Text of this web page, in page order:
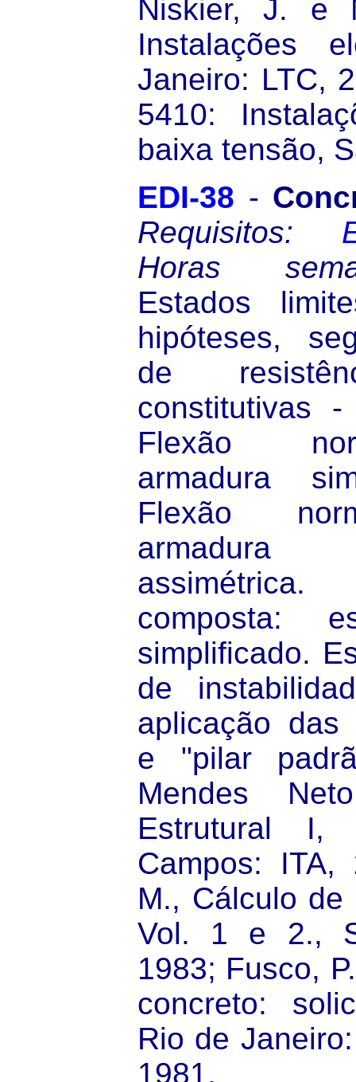
Niskier, J. e
Instalações
Janeiro: LTC,
5410:
baixa tensão,
EDI-38 -
Requisitos:
Horas
Estados
hipóteses,
de
constitutivas
Flexão
armadura
Flexão
assimétrica.
composta:
simplificado.
de
aplicação das
e "pilar
Mendes
Estrutural
Campos:
M., Cálculo de
Vol. 1 e 2.,
1983; Fusco,
concreto:
Rio de
1981.